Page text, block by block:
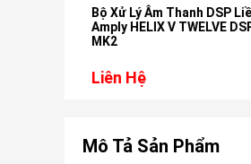
Bộ Xử Lý Âm Thanh DSP Liền
Amply HELIX V TWELVE DSP
MK2
Liên Hệ
Mô Tả Sản Phẩm